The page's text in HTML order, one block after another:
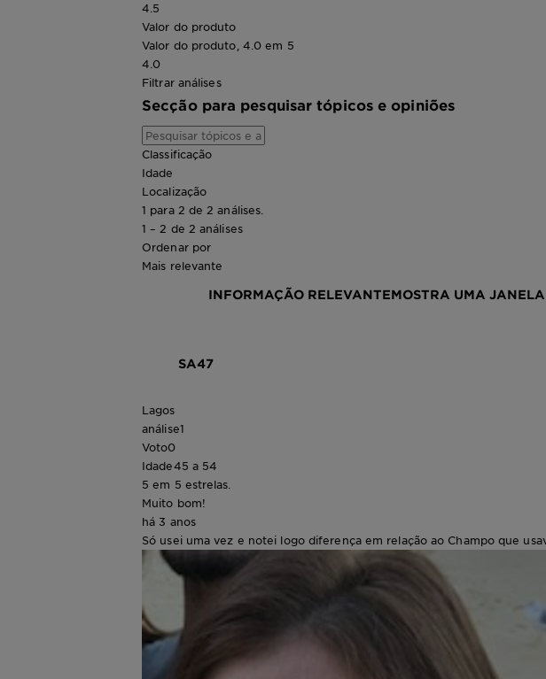
4.5
Valor do produto
Valor do produto, 4.0 em 5
4.0
Filtrar análises
Secção para pesquisar tópicos e opiniões
Classificação
Idade
Localização
1 para 2 de 2 análises.
1 – 2 de 2 análises
Ordenar por
Mais relevante
INFORMAÇÃO RELEVANTEMOSTRA UMA
SA47
Lagos
análise1
Voto0
Idade45 a 54
5 em 5 estrelas.
Muito bom!
há 3 anos
Só usei uma vez e notei logo diferença em relação ao Champo que